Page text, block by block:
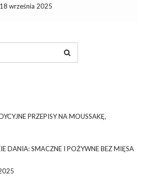
silny organizm […]
18 września 2025
PRZEPISY NA MOUSSAKĘ,
DANIA: SMACZNE I POŻYWNE BEZ MIĘSA